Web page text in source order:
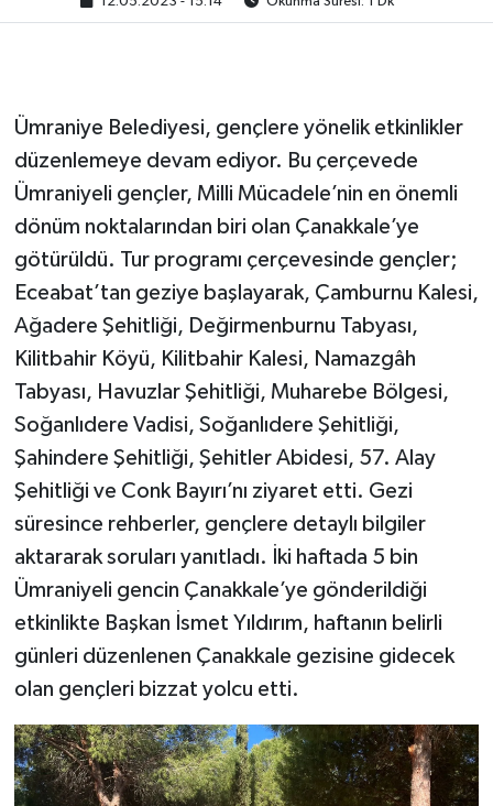
Ümraniye Belediyesi, gençlere yönelik etkinlikler
düzenlemeye devam ediyor. Bu çerçevede
Ümraniyeli gençler, Milli Mücadele’nin en önemli
dönüm noktalarından biri olan Çanakkale’ye
götürüldü. Tur programı çerçevesinde gençler;
Eceabat’tan geziye başlayarak, Çamburnu Kalesi,
Ağadere Şehitliği, Değirmenburnu Tabyası,
Kilitbahir Köyü, Kilitbahir Kalesi, Namazgâh
Tabyası, Havuzlar Şehitliği, Muharebe Bölgesi,
Soğanlıdere Vadisi, Soğanlıdere Şehitliği,
Şahindere Şehitliği, Şehitler Abidesi, 57. Alay
Şehitliği ve Conk Bayırı’nı ziyaret etti. Gezi
süresince rehberler, gençlere detaylı bilgiler
aktararak soruları yanıtladı. İki haftada 5 bin
Ümraniyeli gencin Çanakkale’ye gönderildiği
etkinlikte Başkan İsmet Yıldırım, haftanın belirli
günleri düzenlenen Çanakkale gezisine gidecek
olan gençleri bizzat yolcu etti.